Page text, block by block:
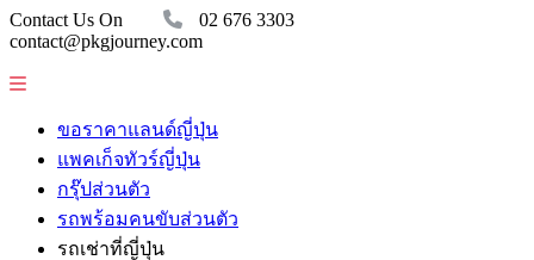
Contact Us On
02 676 3303
contact@pkgjourney.com
ขอราคาแลนด์ญี่ปุ่น
แพคเก็จทัวร์ญี่ปุ่น
กรุ๊ปส่วนตัว
รถพร้อมคนขับส่วนตัว
รถเช่าที่ญี่ปุ่น